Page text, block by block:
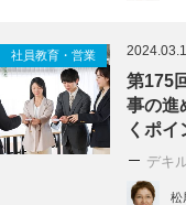
社員教育・営業 2024.03.1
第175
事の進
くポイ
デキ
松